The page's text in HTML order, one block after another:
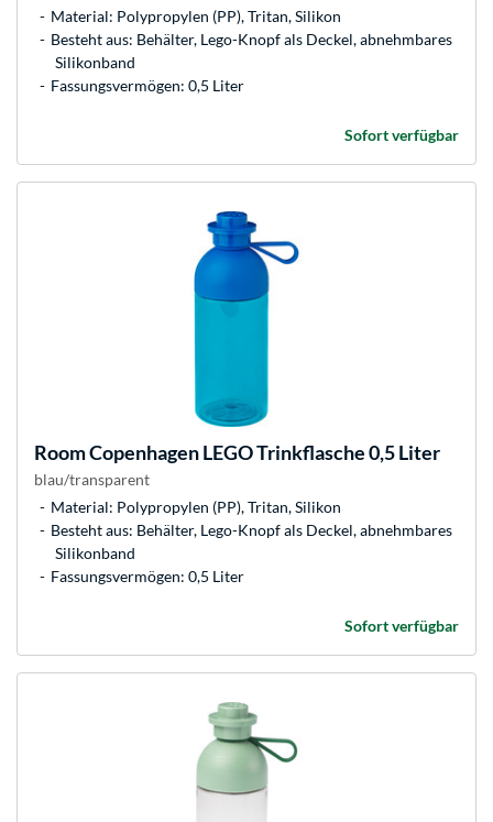
Material: Polypropylen (PP), Tritan, Silikon
Besteht aus: Behälter, Lego-Knopf als Deckel, abnehmbares
Silikonband
Fassungsvermögen: 0,5 Liter
Sofort verfügbar
Room CopenhagenLEGO Trinkflasche 0,5 Liter
blau/transparent
Material: Polypropylen (PP), Tritan, Silikon
Besteht aus: Behälter, Lego-Knopf als Deckel, abnehmbares
Silikonband
Fassungsvermögen: 0,5 Liter
Sofort verfügbar